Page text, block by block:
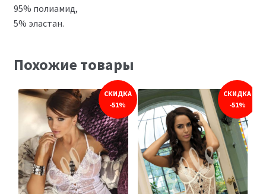
95% полиамид,
5% эластан.
Похожие товары
СКИДКА
-51%
СКИДКА
-51%